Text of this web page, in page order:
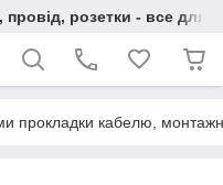
розетки - все для
прокладки кабелю,